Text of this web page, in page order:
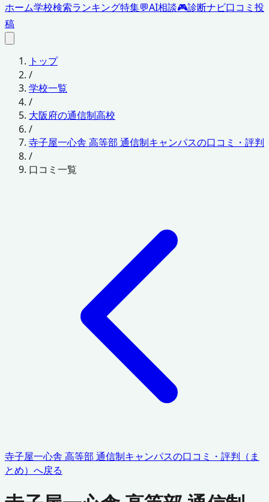
ホーム学校検索ランキング特集💬AI相談🎮診断ナビ口コミ投
稿
トップ
/
学校一覧
/
大阪府の通信制高校
/
寺子屋一心舎 高等部 通信制キャンパスの口コミ・評判
/
口コミ一覧
寺子屋一心舎 高等部 通信制キャンパスの口コミ・評判（ま
とめ）へ戻る